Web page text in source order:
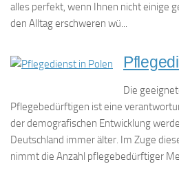
alles perfekt, wenn Ihnen nicht einige
den Alltag erschweren wü...
Die
Pflegebedürftigen ist eine
der demografischen Entwicklung
Deutschland immer älter. Im Zuge
nimmt die Anzahl pflegebedürftiger